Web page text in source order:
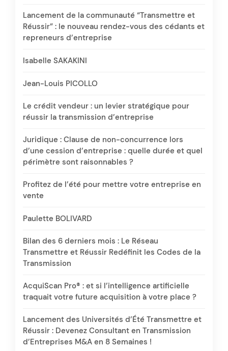
Lancement de la communauté “Transmettre et
Réussir” : le nouveau rendez-vous des cédants et
repreneurs d’entreprise
Isabelle SAKAKINI
Jean-Louis PICOLLO
Le crédit vendeur : un levier stratégique pour
réussir la transmission d’entreprise
Juridique : Clause de non-concurrence lors
d’une cession d’entreprise : quelle durée et quel
périmètre sont raisonnables ?
Profitez de l’été pour mettre votre entreprise en
vente
Paulette BOLIVARD
Bilan des 6 derniers mois : Le Réseau
Transmettre et Réussir Redéfinit les Codes de la
Transmission
AcquiScan Pro® : et si l’intelligence artificielle
traquait votre future acquisition à votre place ?
Lancement des Universités d’Été Transmettre et
Réussir : Devenez Consultant en Transmission
d’Entreprises M&A en 8 Semaines !